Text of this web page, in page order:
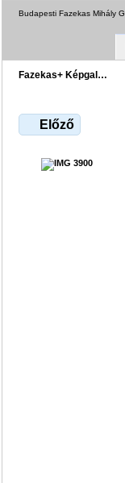
Budapesti Fazekas Mihály
Fazekas+ Képgal…
Előző